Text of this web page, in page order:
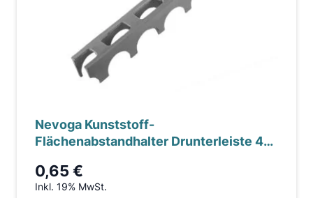
Nevoga Kunststoff-
Flächenabstandhalter Drunterleiste 40
0,65 €
Inkl. 19% MwSt.